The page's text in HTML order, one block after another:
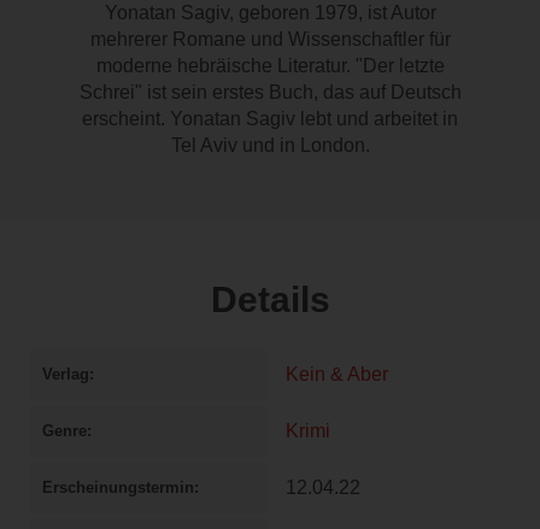
Yonatan Sagiv, geboren 1979, ist Autor
mehrerer Romane und Wissenschaftler für
moderne hebräische Literatur. "Der letzte
Schrei" ist sein erstes Buch, das auf Deutsch
erscheint. Yonatan Sagiv lebt und arbeitet in
Tel Aviv und in London.
Details
Verlag Kein & Aber
Genre Krimi
Erscheinungstermin 12.04.22